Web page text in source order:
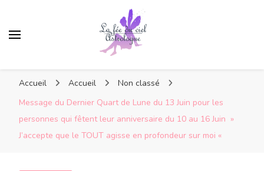
Accueil Accueil
Non classé
Message du Dernier Quart de Lune du 13 Juin pour les
personnes qui fêtent leur anniversaire du 10 au 16 Juin »
J’accepte que le TOUT agisse en profondeur sur moi «